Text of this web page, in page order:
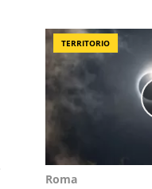
TERRITORIO
Roma